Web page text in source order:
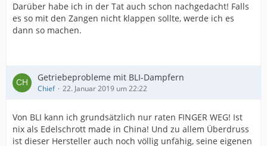
Darüber habe ich in der Tat auch schon nachgedacht! Falls
es so mit den Zangen nicht klappen sollte, werde ich es
dann so machen.
Getriebeprobleme mit BLI-Dampfern
Chief 22. Januar 2019 um 22:22
Von BLI kann ich grundsätzlich nur raten FINGER WEG! Ist
nix als Edelschrott made in China! Und zu allem Überdruss
ist dieser Hersteller auch noch völlig unfähig, seine eigenen